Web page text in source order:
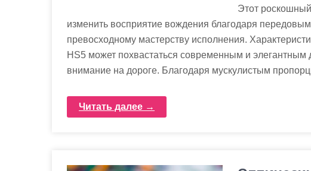
Этот
изменить восприятие вождения благодаря
превосходному мастерству исполнения.
HS5 может похвастаться современным и элегантным
внимание на дороге. Благодаря мускулистым
Читать далее →